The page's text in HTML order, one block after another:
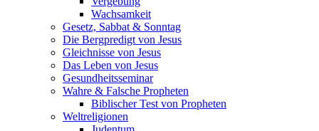
Wachsamkeit
Gesetz, Sabbat & Sonntag
Die Bergpredigt von Jesus
Gleichnisse von Jesus
Das Leben von Jesus
Gesundheitsseminar
Wahre & Falsche Propheten
Biblischer Test von Propheten
Weltreligionen